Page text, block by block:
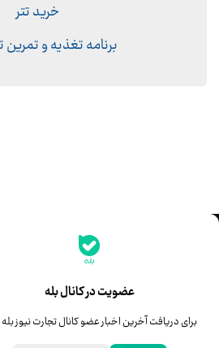
خرید تتر
برنامه تغذیه و
عضویت در کانال بله
برای دریافت آخرین اخبار عضو کانال تجارت نیوز
جدیدترین قیمت‌ها
قیمت